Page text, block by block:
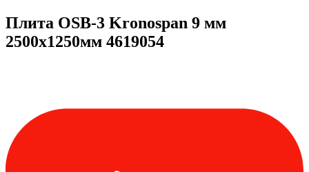
Плита OSB-3 Kronospan 9 мм
2500х1250мм 4619054